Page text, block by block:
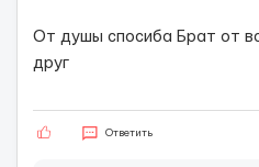
От душы спосиба Брат от
друг
Ответить